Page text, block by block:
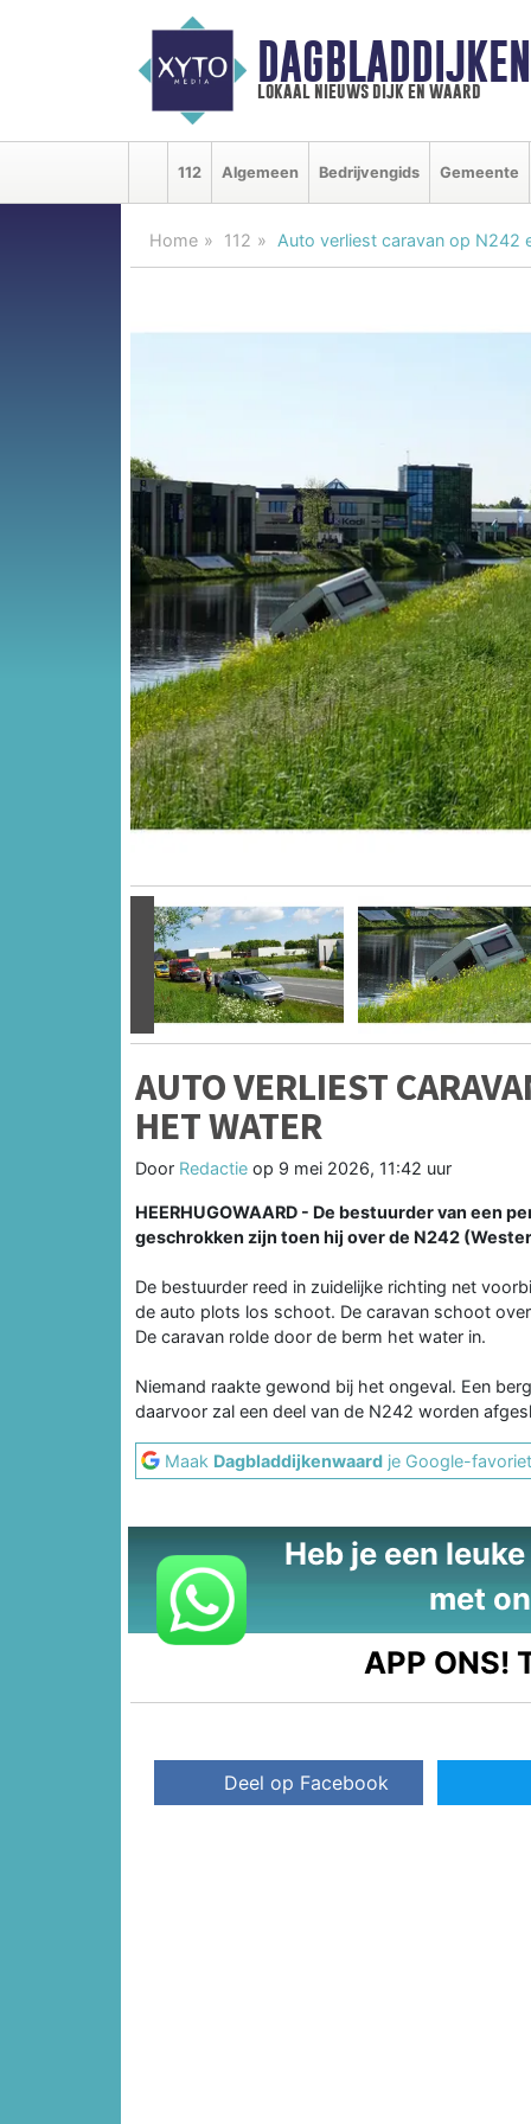
lokaal nieuws dijk en waard
112 Algemeen Bedrijvengids Gemeente
Home 112 Auto verliest caravan op N242
Vorige
AUTO VERLIEST
HET WATER
Door Redactie op 9 mei 2026, 11:42 uur
HEERHUGOWAARD - De bestuurder van een
geschrokken zijn toen hij over de N242
De bestuurder reed in zuidelijke richting net
de auto plots los schoot. De caravan schoot
De caravan rolde door de berm het water in.
Niemand raakte gewond bij het ongeval. Een
daarvoor zal een deel van de N242 worden
Maak Dagbladdijkenwaard je Google-favoriet
Heb je een
met
APP ONS!
Deel op Facebook